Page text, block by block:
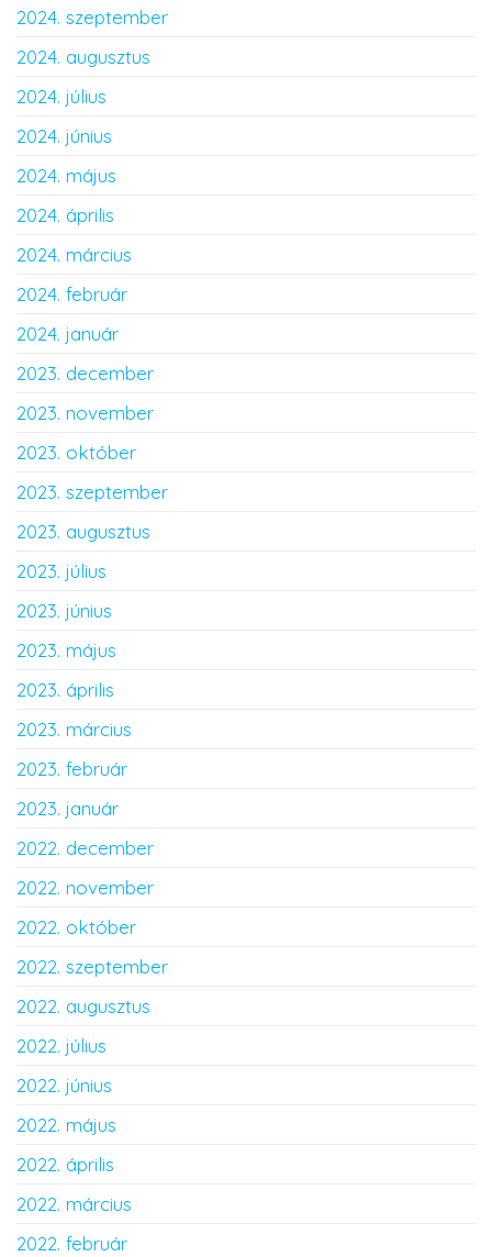
2024. szeptember
2024. augusztus
2024. július
2024. június
2024. május
2024. április
2024. március
2024. február
2024. január
2023. december
2023. november
2023. október
2023. szeptember
2023. augusztus
2023. július
2023. június
2023. május
2023. április
2023. március
2023. február
2023. január
2022. december
2022. november
2022. október
2022. szeptember
2022. augusztus
2022. július
2022. június
2022. május
2022. április
2022. március
2022. február